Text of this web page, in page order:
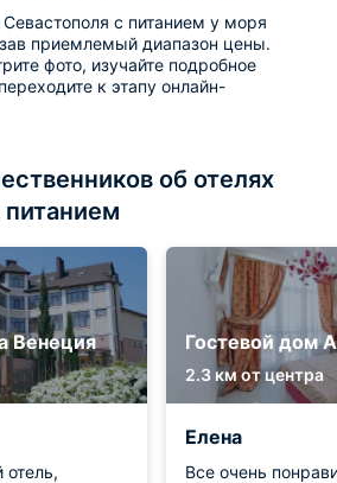
Севастополя с питанием у моря
приемлемый диапазон цены.
фото, изучайте подробное
к этапу онлайн-
об отелях
Венеция Гостевой дом
2.3 км от центра
Елена
Все очень